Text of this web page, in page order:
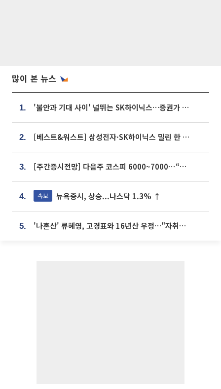
많이 본 뉴스
1. '불안과 기대 사이' 널뛰는 SK하이닉스…증권가 "HBM4·LTA 기반 펀터멘털 견고"
2. [베스트&워스트] 삼성전자·SK하이닉스 밀린 한 주…상상인증권은 85% 급등
3. [주간증시전망] 다음주 코스피 6000~7000⋯“外人 수급은 정책이 변수”
4. 속보 뉴욕증시, 상승...나스닥 1.3% ↑
5. '나혼산' 류혜영, 고경표와 16년산 우정…"자취방서 부모님과 마주쳐"